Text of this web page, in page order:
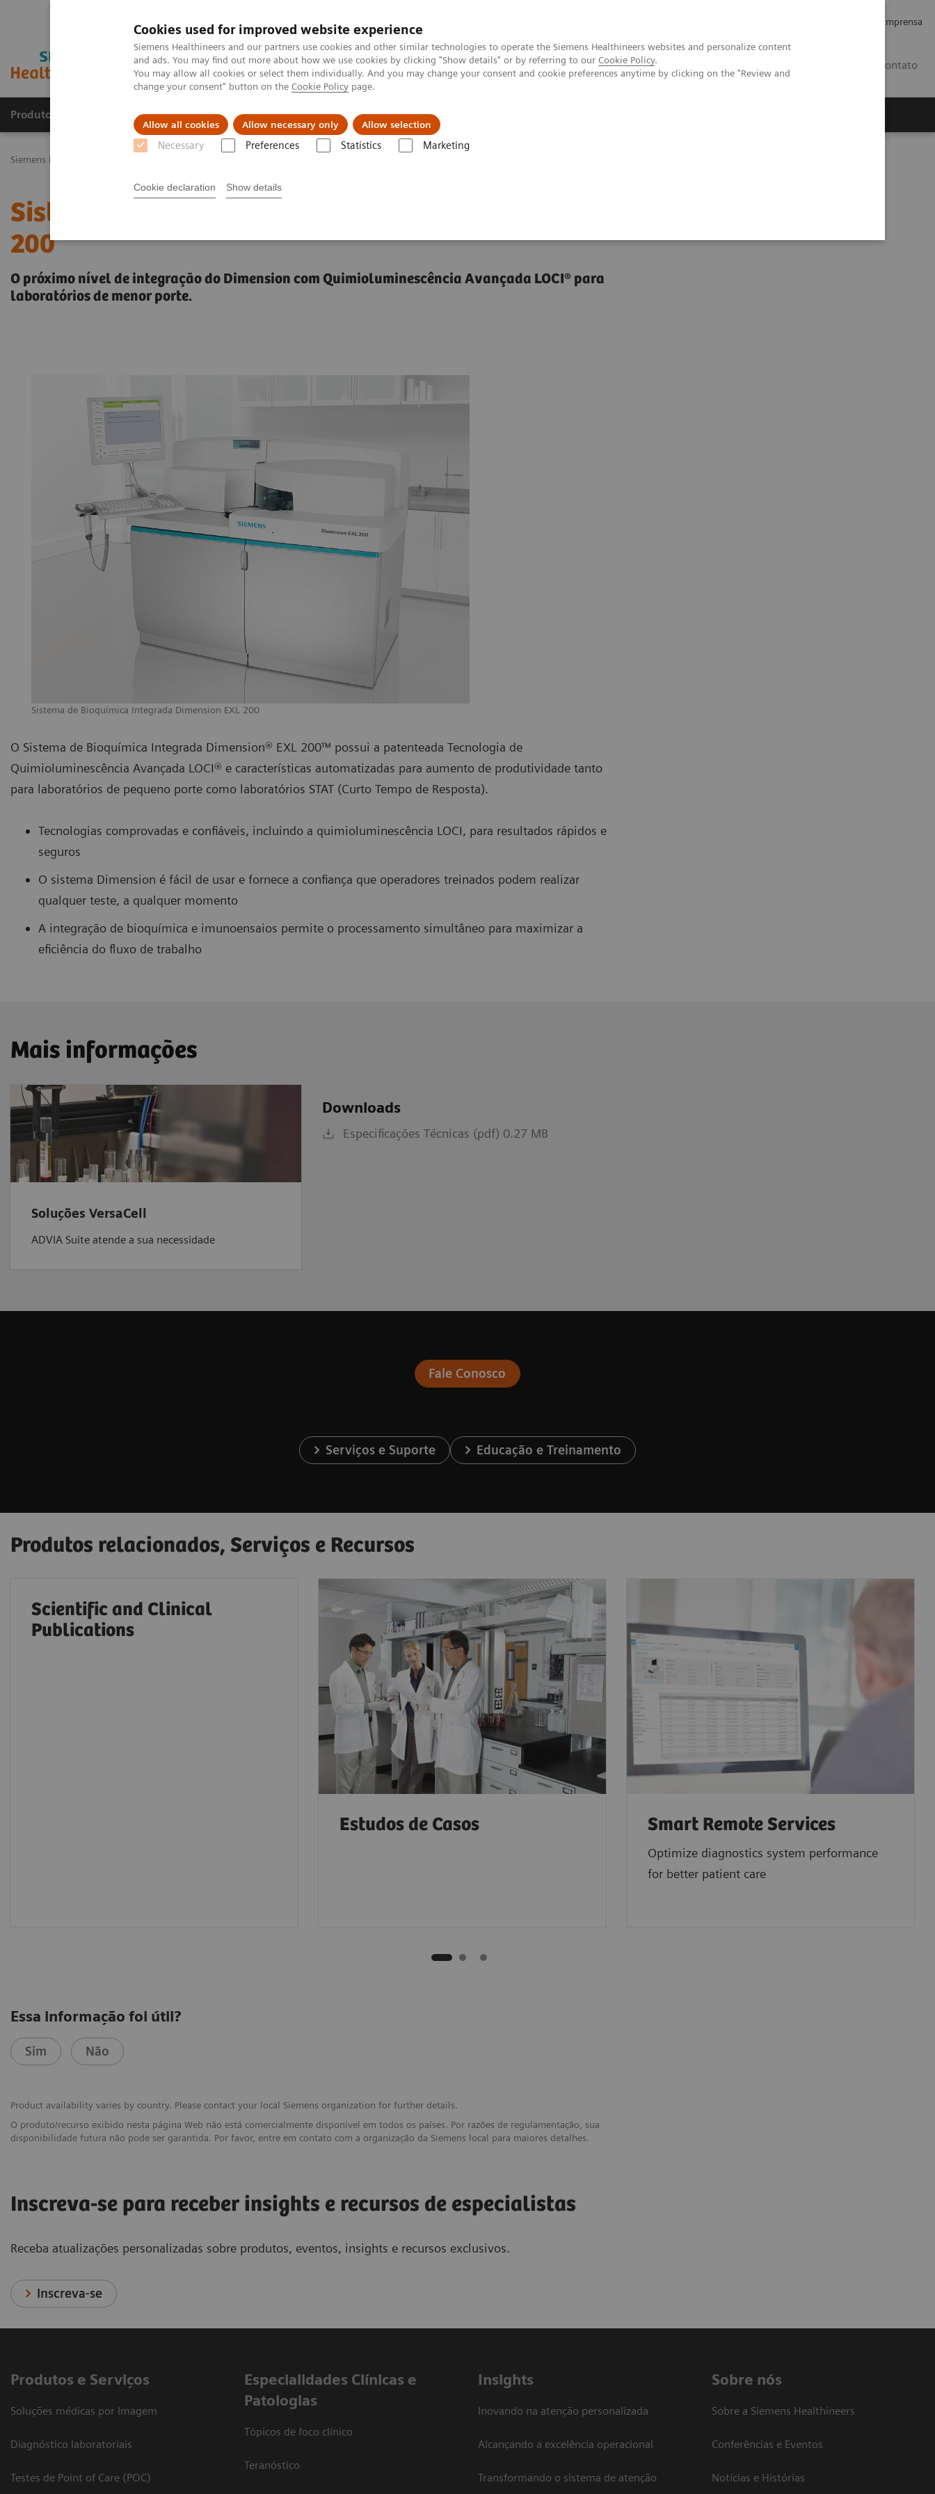
Cookies used for improved website experience
Siemens Healthineers and our partners use cookies and other similar technologies to operate the Siemens Healthineers websites and personalize content
and ads. You may find out more about how we use cookies by clicking "Show details" or by referring to our Cookie Policy.
You may allow all cookies or select them individually. And you may change your consent and cookie preferences anytime by clicking on the "Review and
change your consent" button on the Cookie Policy page.
Allow all cookies Allow necessary only Allow selection
Necessary Preferences Statistics Marketing
Cookie declaration Show details
Imprensa
Contato
Produtos e serviços Especialidades Clínicas e Patologias Serviços de pós-venda
Siemens Healthineers Brasil
Sistema de Bioquímica Integrada Dimension EXL
200
O próximo nível de integração do Dimension com Quimioluminescência Avançada LOCI® para
laboratórios de menor porte.
Sistema de Bioquímica Integrada Dimension EXL 200
O Sistema de Bioquímica Integrada Dimension® EXL 200™ possui a patenteada Tecnologia de
Quimioluminescência Avançada LOCI® e características automatizadas para aumento de produtividade tanto
para laboratórios de pequeno porte como laboratórios STAT (Curto Tempo de Resposta).
Tecnologias comprovadas e confiáveis, incluindo a quimioluminescência LOCI, para resultados rápidos e
seguros
O sistema Dimension é fácil de usar e fornece a confiança que operadores treinados podem realizar
qualquer teste, a qualquer momento
A integração de bioquímica e imunoensaios permite o processamento simultâneo para maximizar a
eficiência do fluxo de trabalho
Mais informações
Soluções VersaCell
ADVIA Suite atende a sua necessidade
Downloads
Especificações Técnicas (pdf) 0.27 MB
Fale Conosco
Serviços e Suporte Educação e Treinamento
Produtos relacionados, Serviços e Recursos
Scientific and Clinical
Publications
Estudos de Casos Smart Remote Services
Optimize diagnostics system performance
for better patient care
Essa informação foi útil?
Sim Não
Product availability varies by country. Please contact your local Siemens organization for further details.
O produto/recurso exibido nesta página Web não está comercialmente disponível em todos os países. Por razões de regulamentação, sua
disponibilidade futura não pode ser garantida. Por favor, entre em contato com a organização da Siemens local para maiores detalhes.
Inscreva-se para receber insights e recursos de especialistas
Receba atualizações personalizadas sobre produtos, eventos, insights e recursos exclusivos.
Inscreva-se
Produtos e Serviços
Soluções médicas por Imagem
Diagnóstico laboratoriais
Testes de Point of Care (POC)
​Especialidades Clínicas e
Patologias
Tópicos de foco clínico
Teranóstico
Insights
Inovando na atenção personalizada
Alcançando a excelência operacional
Transformando o sistema de atenção
Sobre nós
Sobre a Siemens Healthineers
Conferências e Eventos
Notícias e Histórias